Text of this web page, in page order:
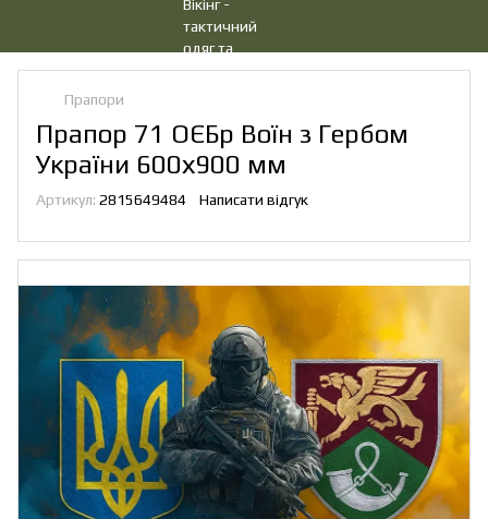
Прапори
Прапор 71 ОЄБр Воїн з Гербом
України 600х900 мм
Артикул: 2815649484 Написати відгук